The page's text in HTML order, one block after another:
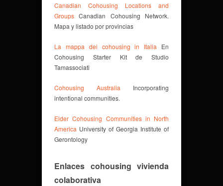
Canadian Cohousing Locations and
Groups Canadian Cohousing Network.
Mapa y listado por provincias
La mappa dei cohousing in Italia En
Cohousing Starter Kit de Studio
Tamassociati
Cohousing Australia Incorporating
intentional communities.
Elder Cohousing Communities in North
America University of Georgia Institute of
Gerontology
Enlaces cohousing vivienda
colaborativa